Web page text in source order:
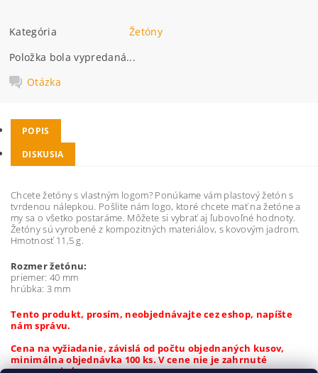
Kategória
Žetóny
Položka bola vypredaná...
Otázka
POPIS
DISKUSIA
Chcete žetóny s vlastným logom? Ponúkame vám plastový žetón s
tvrdenou nálepkou. Pošlite nám logo, ktoré chcete mať na žetóne a
my sa o všetko postaráme. Môžete si vybrať aj ľubovoľné hodnoty.
Žetóny sú vyrobené z kompozitných materiálov, s kovovým jadrom.
Hmotnosť 11,5 g.
Rozmer žetónu:
priemer: 40 mm
hrúbka: 3 mm
Tento produkt, prosím, neobjednávajte cez eshop, napíšte
nám správu.
Cena na vyžiadanie, závislá od počtu objednaných kusov,
minimálna objednávka 100 ks. V cene nie je zahrnuté